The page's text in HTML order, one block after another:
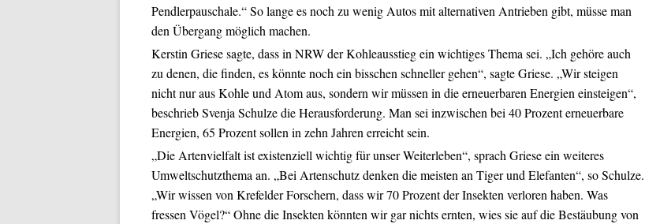
Pendlerpauschale.“ So lange es noch zu wenig Autos mit alternativen Antrieben gibt, müsse man
den Übergang möglich machen.
Kerstin Griese sagte, dass in NRW der Kohleausstieg ein wichtiges Thema sei. „Ich gehöre auch
zu denen, die finden, es könnte noch ein bisschen schneller gehen“, sagte Griese. „Wir steigen
nicht nur aus Kohle und Atom aus, sondern wir müssen in die erneuerbaren Energien einsteigen“,
beschrieb Svenja Schulze die Herausforderung. Man sei inzwischen bei 40 Prozent erneuerbare
Energien, 65 Prozent sollen in zehn Jahren erreicht sein.
„Die Artenvielfalt ist existenziell wichtig für unser Weiterleben“, sprach Griese ein weiteres
Umweltschutzthema an. „Bei Artenschutz denken die meisten an Tiger und Elefanten“, so Schulze.
„Wir wissen von Krefelder Forschern, dass wir 70 Prozent der Insekten verloren haben. Was
fressen Vögel?“ Ohne die Insekten könnten wir gar nichts ernten, wies sie auf die Bestäubung von